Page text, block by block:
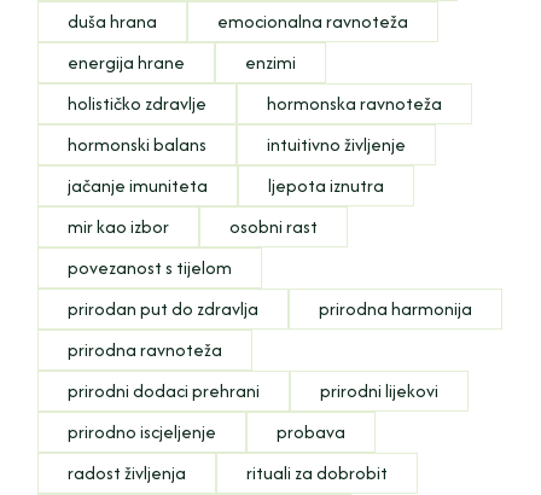
duša hrana
emocionalna ravnoteža
energija hrane
enzimi
holističko zdravlje
hormonska ravnoteža
hormonski balans
intuitivno življenje
jačanje imuniteta
ljepota iznutra
mir kao izbor
osobni rast
povezanost s tijelom
prirodan put do zdravlja
prirodna harmonija
prirodna ravnoteža
prirodni dodaci prehrani
prirodni lijekovi
prirodno iscjeljenje
probava
radost življenja
rituali za dobrobit